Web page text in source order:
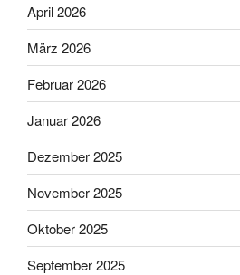
April 2026
März 2026
Februar 2026
Januar 2026
Dezember 2025
November 2025
Oktober 2025
September 2025